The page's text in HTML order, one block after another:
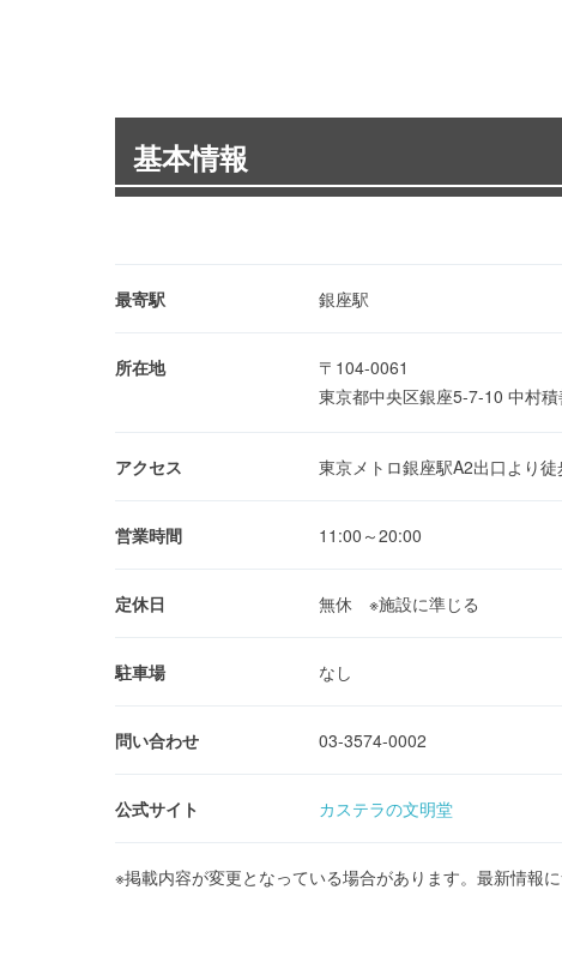
基本情報
最寄駅 銀座駅
所在地
〒104-0061
東京都中央区銀座5-7-10 中村
アクセス 東京メトロ銀座駅A2出口より
営業時間 11:00～20:00
定休日 無休 ※施設に準じる
駐車場 なし
問い合わせ 03-3574-0002
公式サイト カステラの文明堂
※掲載内容が変更となっている場合があります。最新情報